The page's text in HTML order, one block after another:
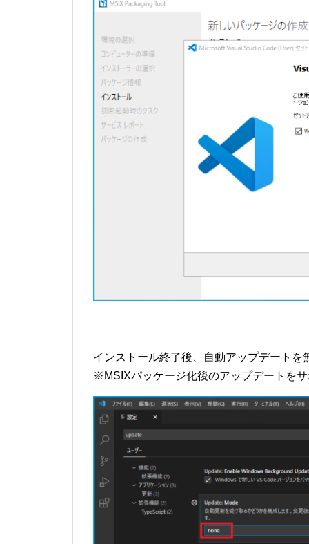
インストール終了後、自動アップデートを
※MSIXパッケージ化後のアップデートを